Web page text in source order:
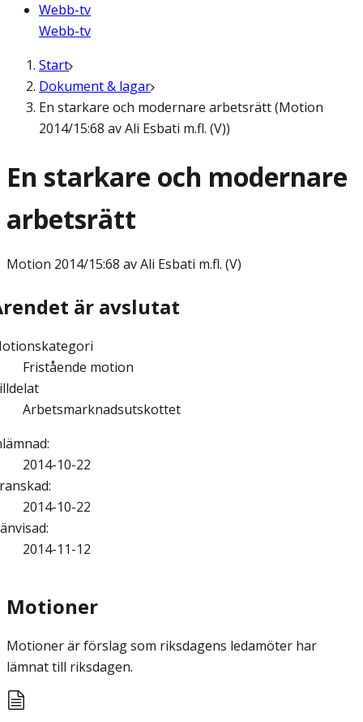
Webb-tv
Webb-tv
Start
Dokument & lagar
En starkare och modernare arbetsrätt (Motion
2014/15:68 av Ali Esbati m.fl. (V))
En starkare och modernare
arbetsrätt
Motion 2014/15:68 av Ali Esbati m.fl. (V)
är avslutat
Fristående motion
Arbetsmarknadsutskottet
:
2014-10-22
:
2014-10-22
:
2014-11-12
Motioner
Motioner är förslag som riksdagens ledamöter har
lämnat till riksdagen.